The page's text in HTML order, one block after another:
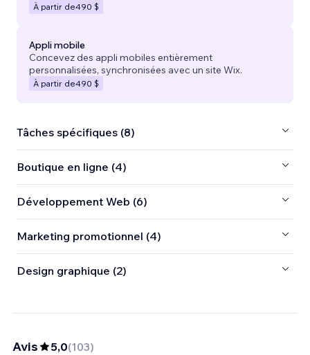
À partir de490 $
Appli mobile
Concevez des appli mobiles entièrement
personnalisées, synchronisées avec un site Wix.
À partir de490 $
Tâches spécifiques (8)
Boutique en ligne (4)
Développement Web (6)
Marketing promotionnel (4)
Design graphique (2)
Avis 5,0(103)